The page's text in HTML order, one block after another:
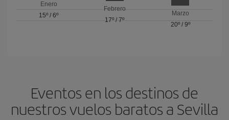
Enero
15º /6º
Febrero
17º / 7º
Marzo
20º/ 9º
Eventos en los destinos de
nuestros vuelos baratos a Sevilla